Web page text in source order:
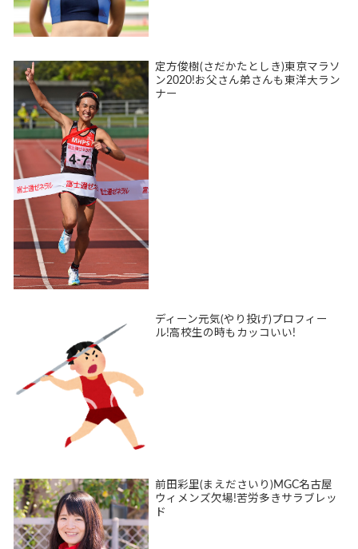
定方俊樹(さだかたとしき)東京マラソ
ン2020!お父さん弟さんも東洋大ラン
ナー
ディーン元気(やり投げ)プロフィー
ル!高校生の時もカッコいい!
前田彩里(まえださいり)MGC名古屋
ウィメンズ欠場!苦労多きサラブレッ
ド